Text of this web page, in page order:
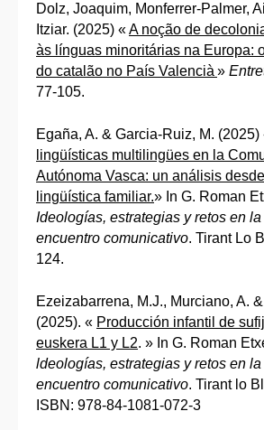
Dolz, Joaquim, Monferrer-Palmer,
Itziar. (2025) «A noção de
às línguas minoritárias na Europa:
do catalão no País Valencià »
77-105.
Egaña, A. & Garcia-Ruiz, M. (2025)
lingüísticas multilingües en la
Autónoma Vasca: un análisis
lingüística familiar.» In G. Roman
Ideologías, estrategias y retos en
encuentro comunicativo. Tirant Lo
124.
Ezeizabarrena, M.J., Murciano, A.
(2025). « Producción infantil de
euskera L1 y L2. » In G. Roman
ldeologías, estrategias y retos en
encuentro comunicativo. Tirant lo
ISBN: 978-84-1081-072-3